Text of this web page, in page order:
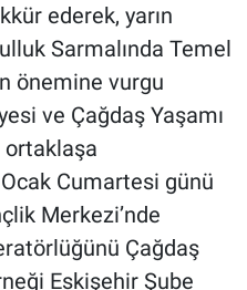
ederek, yarın
Sarmalında Temel
önemine vurgu
ve Çağdaş Yaşamı
ortaklaşa
Cumartesi günü
Merkezi’nde
Çağdaş
Eskişehir Şube